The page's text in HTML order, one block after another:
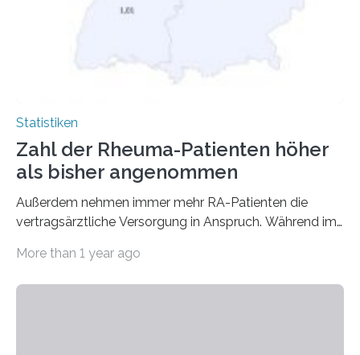
Statistiken
Zahl der Rheuma-Patienten höher
als bisher angenommen
Außerdem nehmen immer mehr RA-Patienten die
vertragsärztliche Versorgung in Anspruch. Während im
More than 1 year ago